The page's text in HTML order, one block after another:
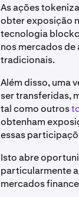
As ações
obter exposição
tecnologia
nos mercados de
tradicionais.
Além disso, uma
ser transferidas,
tal como outros
obtenham
essas
Isto abre
particularmente
mercados